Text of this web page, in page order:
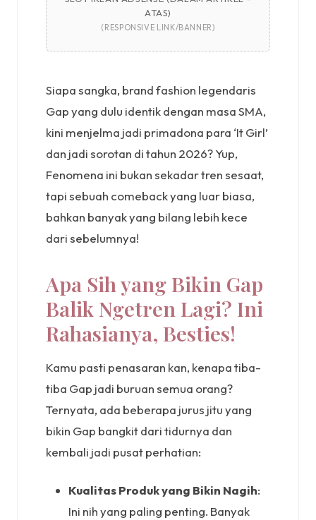
ATAS)
(RESPONSIVE LINK/BANNER)
Siapa sangka, brand fashion legendaris
Gap yang dulu identik dengan masa SMA,
kini menjelma jadi primadona para ‘It Girl’
dan jadi sorotan di tahun 2026? Yup,
Fenomena ini bukan sekadar tren sesaat,
tapi sebuah comeback yang luar biasa,
bahkan banyak yang bilang lebih kece
dari sebelumnya!
Apa Sih yang Bikin Gap
Balik Ngetren Lagi? Ini
Rahasianya, Besties!
Kamu pasti penasaran kan, kenapa tiba-
tiba Gap jadi buruan semua orang?
Ternyata, ada beberapa jurus jitu yang
bikin Gap bangkit dari tidurnya dan
kembali jadi pusat perhatian:
Kualitas Produk yang Bikin Nagih:
Ini nih yang paling penting. Banyak